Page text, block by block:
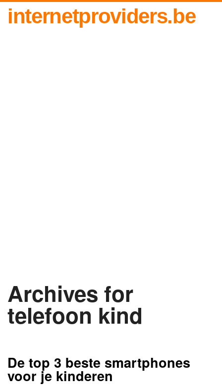
internetproviders.be
Archives for
telefoon kind
De top 3 beste smartphones
voor je kinderen